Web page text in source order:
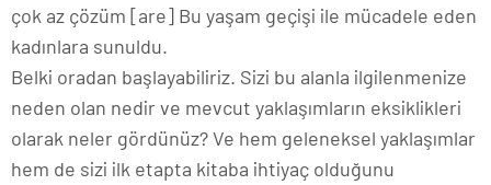
çok az çözüm [are] Bu yaşam geçişi ile mücadele eden
kadınlara sunuldu.
Belki oradan başlayabiliriz. Sizi bu alanla ilgilenmenize
neden olan nedir ve mevcut yaklaşımların eksiklikleri
olarak neler gördünüz? Ve hem geleneksel yaklaşımlar
hem de sizi ilk etapta kitaba ihtiyaç olduğunu